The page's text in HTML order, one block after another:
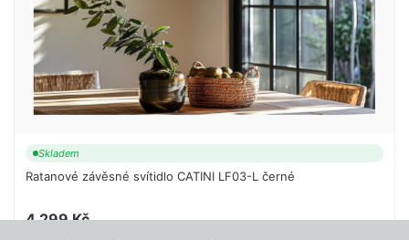
Skladem
Ratanové závěsné svítidlo CATINI LF03-L černé
4 299 Kč